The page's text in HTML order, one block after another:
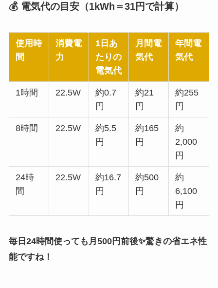
💰 電気代の目安（1kWh＝31円で計算）
使用時
間
消費電
力
1日あ
たりの
電気代
月間電
気代
年間電
気代
1時間 22.5W
約0.7
円
約21
円
約255
円
8時間 22.5W
約5.5
円
約165
円
約
2,000
円
24時
間
22.5W
約16.7
円
約500
円
約
6,100
円
毎日24時間使っても月500円前後✨驚きの省エネ性
能ですね！